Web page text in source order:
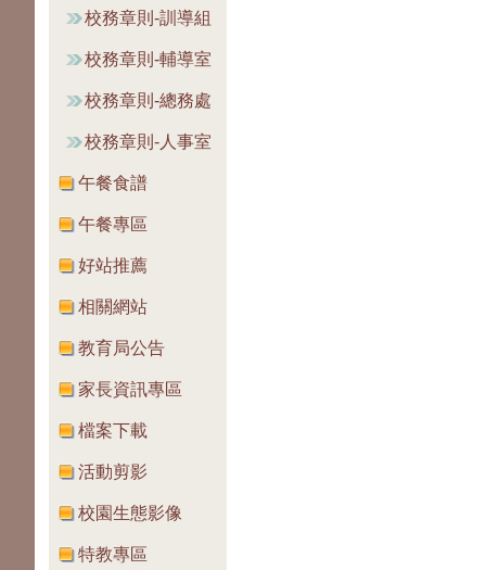
校務章則-訓導組
校務章則-輔導室
校務章則-總務處
校務章則-人事室
午餐食譜
午餐專區
好站推薦
相關網站
教育局公告
家長資訊專區
檔案下載
活動剪影
校園生態影像
特教專區